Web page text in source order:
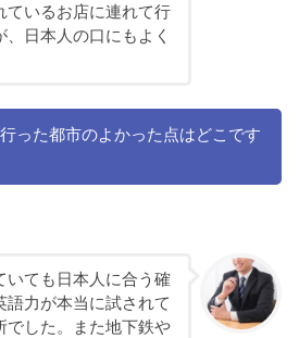
ているお店に連れて行
日本人の口にもよく
った都市のよかった点はどこです
いても日本人に合う確
語力が本当に試されて
でした。また地下鉄や